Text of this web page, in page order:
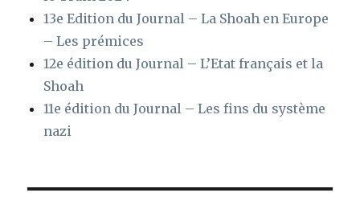
13e Edition du Journal – La Shoah en Europe
– Les prémices
12e édition du Journal – L’Etat français et la
Shoah
11e édition du Journal – Les fins du système
nazi